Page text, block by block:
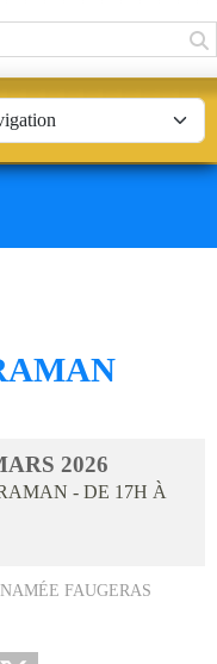
2026
- DE 17H À
FAUGERAS